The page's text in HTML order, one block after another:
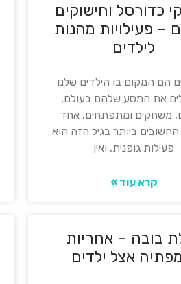
כדורסל וחישוקים
– פעילויות מהנות
לילדים
הם המקום בו הילדים שלנו
את המסע שלהם בעולם,
משחקים ומתפתחים. אחד
ביותר בגיל הזה הוא
פעילות גופנית, ואין
קרא עוד »
בובה – אחריות
אצל ילדים